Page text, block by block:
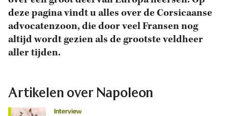
deze pagina vindt u alles over de Corsicaanse
advocatenzoon, die door veel Fransen nog
altijd wordt gezien als de grootste veldheer
aller tijden.
Artikelen over Napoleon
Interview